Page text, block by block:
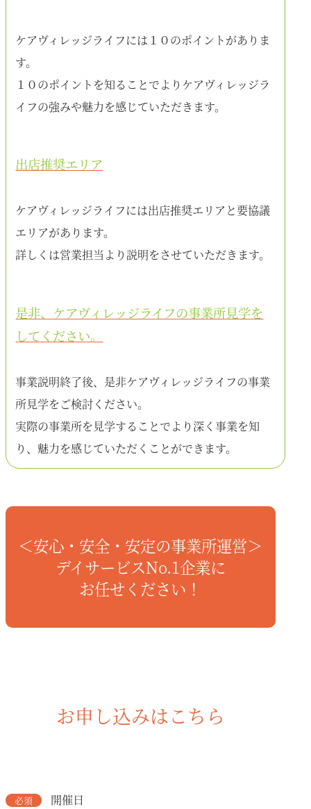
ケアヴィレッジライフには１０のポイントがありま
す。
１０のポイントを知ることでよりケアヴィレッジラ
イフの強みや魅力を感じていただきます。
出店推奨エリア
ケアヴィレッジライフには出店推奨エリアと要協議
エリアがあります。
詳しくは営業担当より説明をさせていただきます。
是非、ケアヴィレッジライフの事業所見学を
してください。
事業説明終了後、是非ケアヴィレッジライフの事業
所見学をご検討ください。
実際の事業所を見学することでより深く事業を知
り、魅力を感じていただくことができます。
＜安心・安全・安定の事業所運営＞
デイサービスNo.1企業に
お任せください！
お申し込みはこちら
開催日